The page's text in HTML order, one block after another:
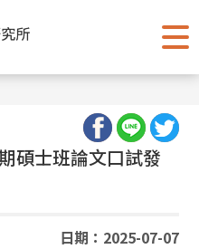
碩士班論文口試發
日期：2025-07-07